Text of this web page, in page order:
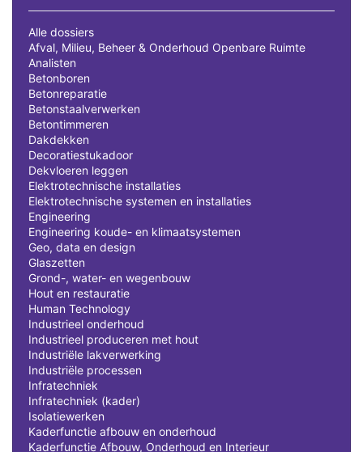
Alle dossiers
Afval, Milieu, Beheer & Onderhoud Openbare Ruimte
Analisten
Betonboren
Betonreparatie
Betonstaalverwerken
Betontimmeren
Dakdekken
Decoratiestukadoor
Dekvloeren leggen
Elektrotechnische installaties
Elektrotechnische systemen en installaties
Engineering
Engineering koude- en klimaatsystemen
Geo, data en design
Glaszetten
Grond-, water- en wegenbouw
Hout en restauratie
Human Technology
Industrieel onderhoud
Industrieel produceren met hout
Industriële lakverwerking
Industriële processen
Infratechniek
Infratechniek (kader)
Isolatiewerken
Kaderfunctie afbouw en onderhoud
Kaderfunctie Afbouw, Onderhoud en Interieur